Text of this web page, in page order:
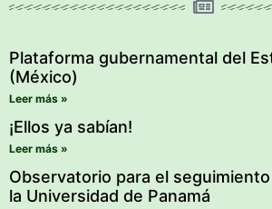
Plataforma gubernamental del
(México)
Leer más »
¡Ellos ya sabían!
Leer más »
Observatorio para el
la Universidad de Panamá